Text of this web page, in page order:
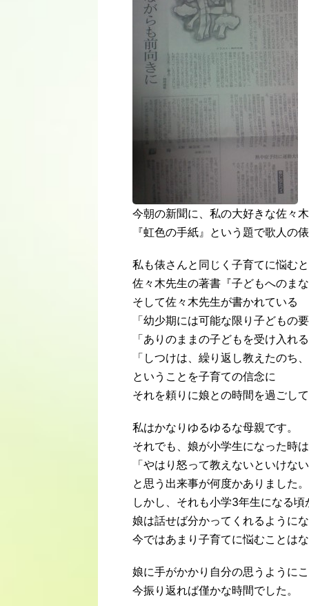
今朝の新聞に、私の大好きな佐々
『虹色の手紙』という題で歌人の
私も俵さんと同じく子育てに悩む
佐々木先生の著書『子どもへのま
そして佐々木先生が書かれている
「幼少期には可能な限り子どもの
「ありのままの子どもを受け入れ
「しつけは、繰り返し教えたのち
ということを子育ての信念に
それを頼りに娘との時間を過ごし
私はかなりゆるゆるな母親です。
それでも、娘が小学生になった時は
「やはり怒って教えないといけな
と思う出来事が何度かありました。
しかし、それも小学3年生になる頃
娘は話せば分かってくれるように
今ではあまり子育てに悩むことは
娘に手がかかり自分の思うように
今振り返れば僅かな時間でした。